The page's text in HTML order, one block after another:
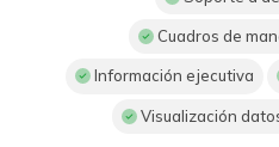
Cuadros de
Información ejecutiva
Visualización